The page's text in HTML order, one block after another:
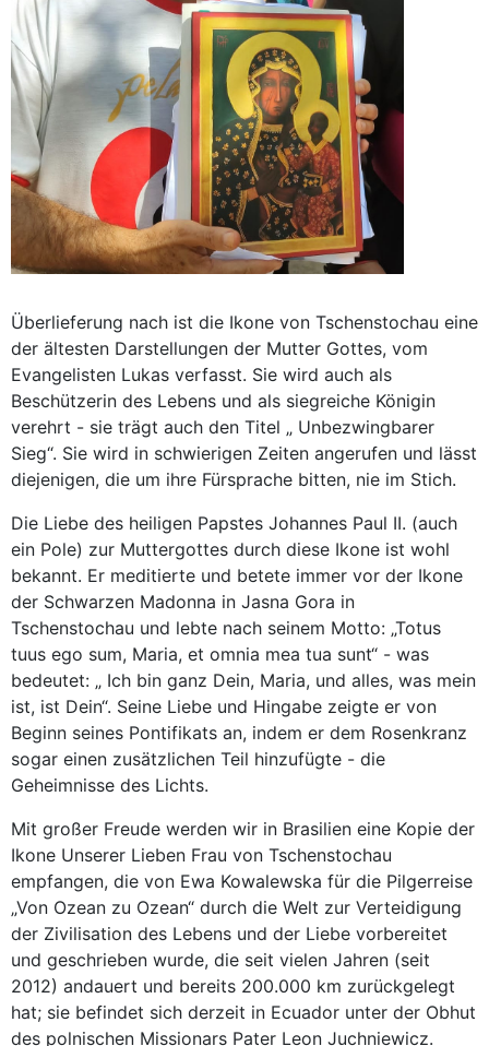
Überlieferung nach ist die Ikone von Tschenstochau eine
der ältesten Darstellungen der Mutter Gottes, vom
Evangelisten Lukas verfasst. Sie wird auch als
Beschützerin des Lebens und als siegreiche Königin
verehrt - sie trägt auch den Titel „ Unbezwingbarer
Sieg“. Sie wird in schwierigen Zeiten angerufen und lässt
diejenigen, die um ihre Fürsprache bitten, nie im Stich.
Die Liebe des heiligen Papstes Johannes Paul II. (auch
ein Pole) zur Muttergottes durch diese Ikone ist wohl
bekannt. Er meditierte und betete immer vor der Ikone
der Schwarzen Madonna in Jasna Gora in
Tschenstochau und lebte nach seinem Motto: „Totus
tuus ego sum, Maria, et omnia mea tua sunt“ - was
bedeutet: „ Ich bin ganz Dein, Maria, und alles, was mein
ist, ist Dein“. Seine Liebe und Hingabe zeigte er von
Beginn seines Pontifikats an, indem er dem Rosenkranz
sogar einen zusätzlichen Teil hinzufügte - die
Geheimnisse des Lichts.
Mit großer Freude werden wir in Brasilien eine Kopie der
Ikone Unserer Lieben Frau von Tschenstochau
empfangen, die von Ewa Kowalewska für die Pilgerreise
„Von Ozean zu Ozean“ durch die Welt zur Verteidigung
der Zivilisation des Lebens und der Liebe vorbereitet
und geschrieben wurde, die seit vielen Jahren (seit
2012) andauert und bereits 200.000 km zurückgelegt
hat; sie befindet sich derzeit in Ecuador unter der Obhut
des polnischen Missionars Pater Leon Juchniewicz.